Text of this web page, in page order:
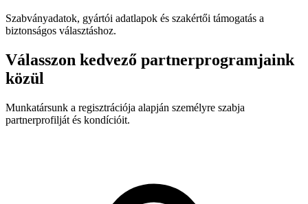
Szabványadatok, gyártói adatlapok és szakértői támogatás a
biztonságos választáshoz.
Válasszon kedvező partnerprogramjaink
közül
Munkatársunk a regisztrációja alapján személyre szabja
partnerprofilját és kondícióit.